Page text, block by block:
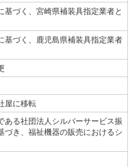
基づく、宮崎県補装具指定業者と
基づく、鹿児島県補装具指定業者
屋に移転
ある社団法人シルバーサービス振
づき、福祉機器の販売におけるシ